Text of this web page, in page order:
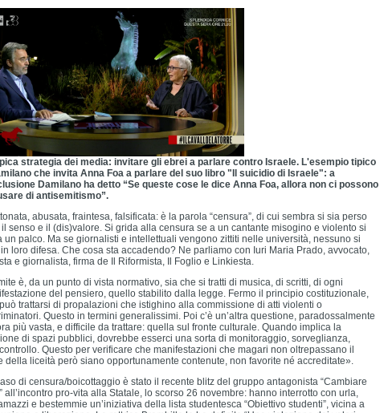
strategia dei media: invitare gli ebrei a parlare contro Israele. L'esempio tipico
che invita Anna Foa a parlare del suo libro "Il suicidio di Israele": a
Damilano ha detto “Se queste cose le dice Anna Foa, allora non ci possono
di antisemitismo”.
abusata, fraintesa, falsificata: è la parola “censura”, di cui sembra si sia perso
senso e il (dis)valore. Si grida alla censura se a un cantante misogino e violento si
un palco. Ma se giornalisti e intellettuali vengono zittiti nelle università, nessuno si
in loro difesa. Che cosa sta accadendo? Ne parliamo con Iuri Maria Prado, avvocato,
e giornalista, firma de Il Riformista, Il Foglio e Linkiesta.
è, da un punto di vista normativo, sia che si tratti di musica, di scritti, di ogni
del pensiero, quello stabilito dalla legge. Fermo il principio costituzionale,
trattarsi di propalazioni che istighino alla commissione di atti violenti o
Questo in termini generalissimi. Poi c’è un’altra questione, paradossalmente
più vasta, e difficile da trattare: quella sul fronte culturale. Quando implica la
di spazi pubblici, dovrebbe esserci una sorta di monitoraggio, sorveglianza,
Questo per verificare che manifestazioni che magari non oltrepassano il
della liceità però siano opportunamente contenute, non favorite né accreditate».
di censura/boicottaggio è stato il recente blitz del gruppo antagonista “Cambiare
all’incontro pro-vita alla Statale, lo scorso 26 novembre: hanno interrotto con urla,
e bestemmie un’iniziativa della lista studentesca “Obiettivo studenti”, vicina a